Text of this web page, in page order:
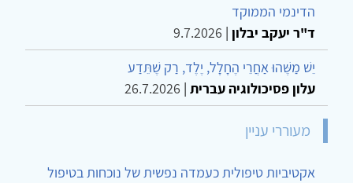
הדינמי הממוקד
ד"ר יעקב יבלון |
9.7.2026
יֵשׁ מַשֶּׁהוּ אַחֲרֵי הֶחָלָל, יֶלֶד, רַק שֶׁתֵּדַע
עלון פסיכולוגיה עברית |
26.7.2026
מעוררי עניין
אקטיביות טיפולית כעמדה נפשית של נוכחות בטיפול